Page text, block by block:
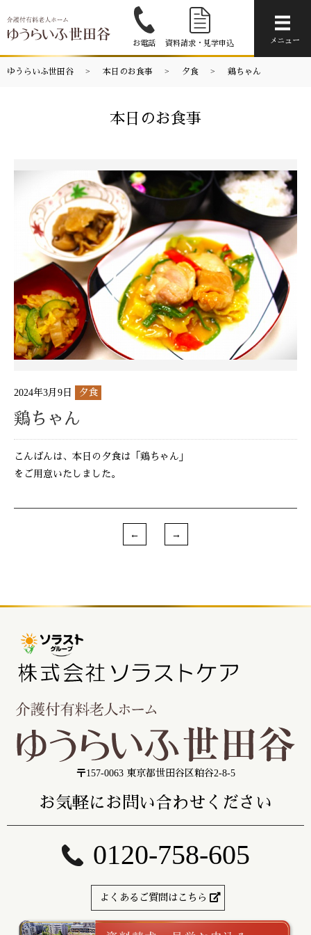
お電話 資料請求・見学申込 メニュー
ゆうらいふ世田谷 本日のお食事 夕食 鶏ちゃん
本日のお食事
2024年3月9日 夕食
鶏ちゃん
こんばんは、本日の夕食は「鶏ちゃん」
をご用意いたしました。
〒157-0063 東京都世田谷区粕谷2-8-5
お気軽にお問い合わせください
0120-758-605
よくあるご質問はこちら